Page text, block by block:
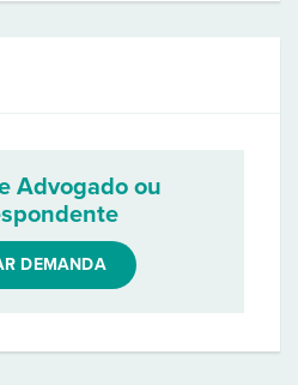
Advogado ou
DEMANDA